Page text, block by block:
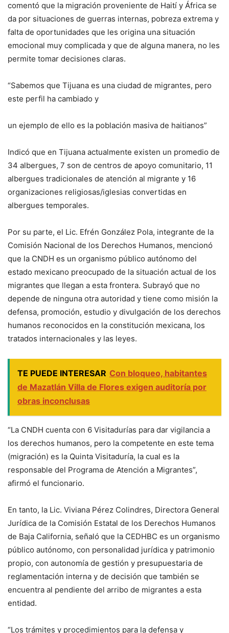
comentó que la migración proveniente de Haití y África se
da por situaciones de guerras internas, pobreza extrema y
falta de oportunidades que les origina una situación
emocional muy complicada y que de alguna manera, no les
permite tomar decisiones claras.
“Sabemos que Tijuana es una ciudad de migrantes, pero
este perfil ha cambiado y
un ejemplo de ello es la población masiva de haitianos”
Indicó que en Tijuana actualmente existen un promedio de
34 albergues, 7 son de centros de apoyo comunitario, 11
albergues tradicionales de atención al migrante y 16
organizaciones religiosas/iglesias convertidas en
albergues temporales.
Por su parte, el Lic. Efrén González Pola, integrante de la
Comisión Nacional de los Derechos Humanos, mencionó
que la CNDH es un organismo público autónomo del
estado mexicano preocupado de la situación actual de los
migrantes que llegan a esta frontera. Subrayó que no
depende de ninguna otra autoridad y tiene como misión la
defensa, promoción, estudio y divulgación de los derechos
humanos reconocidos en la constitución mexicana, los
tratados internacionales y las leyes.
TE PUEDE INTERESAR Con bloqueo, habitantes
de Mazatlán Villa de Flores exigen auditoría por
obras inconclusas
“La CNDH cuenta con 6 Visitadurías para dar vigilancia a
los derechos humanos, pero la competente en este tema
(migración) es la Quinta Visitaduría, la cual es la
responsable del Programa de Atención a Migrantes”,
afirmó el funcionario.
En tanto, la Lic. Viviana Pérez Colindres, Directora General
Jurídica de la Comisión Estatal de los Derechos Humanos
de Baja California, señaló que la CEDHBC es un organismo
público autónomo, con personalidad jurídica y patrimonio
propio, con autonomía de gestión y presupuestaria de
reglamentación interna y de decisión que también se
encuentra al pendiente del arribo de migrantes a esta
entidad.
“Los trámites y procedimientos para la defensa y